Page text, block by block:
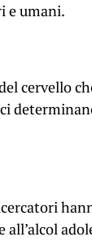
e umani.
cervello
all’alcol